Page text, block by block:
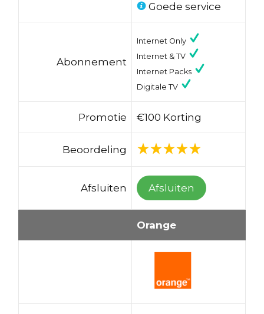
Goede service
Abonnement
Internet Only
Internet & TV
Internet Packs
Digitale TV
Promotie €100 Korting
Beoordeling
Afsluiten Afsluiten
Orange